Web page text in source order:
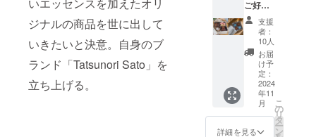
いエッセンスを加えたオリ
ジナルの商品を世に出して
いきたいと決意。自身のブ
ランド「Tatsunori Sato」を
立ち上げる。
店舗へ
の掲示
は店舗
OPEN
時にな
りま
す。
日以上
お日持
ちする
商品を
お届け
いたし
ます。
・特定
原材料
等：小
成分・
ル、
ピー
カン
ナッツ
ショコ
ラ、ボ
ンボン
ショコ
ラ、
パール
ショコ
ラ） ④
②〝La
vie en
chocola
t 8P〟
ボンボ
ンショ
コラ8個
入 ③癒
しの
チョコ
缶（マ
ンディ
ご好評
につき
【追
加】い
たしま
した。
【発送
対応】
「風の
森」ボ
ンボン
ショコ
支援
者：
10人
お届
け予
定：
2024
年11
月
詳細を見る
こ
の
リ
タ
ー
ン